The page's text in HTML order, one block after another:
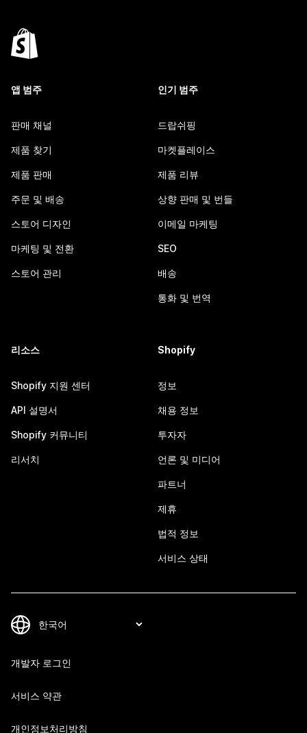
앱 범주
판매 채널
제품 찾기
제품 판매
주문 및 배송
스토어 디자인
마케팅 및 전환
스토어 관리
인기 범주
드랍쉬핑
마켓플레이스
제품 리뷰
상향 판매 및 번들
이메일 마케팅
SEO
배송
통화 및 번역
리소스
Shopify 지원 센터
API 설명서
Shopify 커뮤니티
리서치
Shopify
정보
채용 정보
투자자
언론 및 미디어
파트너
제휴
법적 정보
서비스 상태
개발자 로그인
서비스 약관
개인정보처리방침